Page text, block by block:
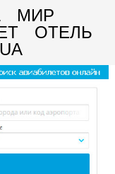
МИР
ОТЕЛЬ
UA